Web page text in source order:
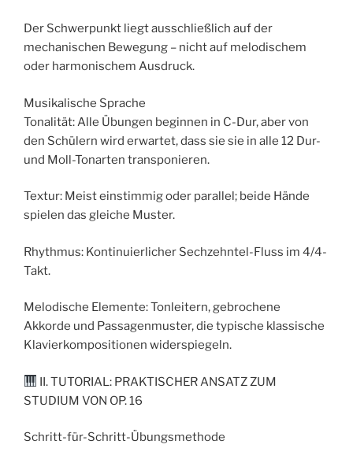
Der Schwerpunkt liegt ausschließlich auf der
mechanischen Bewegung – nicht auf melodischem
oder harmonischem Ausdruck.
Musikalische Sprache
Tonalität: Alle Übungen beginnen in C-Dur, aber von
den Schülern wird erwartet, dass sie sie in alle 12 Dur-
und Moll-Tonarten transponieren.
Textur: Meist einstimmig oder parallel; beide Hände
spielen das gleiche Muster.
Rhythmus: Kontinuierlicher Sechzehntel-Fluss im 4/4-
Takt.
Melodische Elemente: Tonleitern, gebrochene
Akkorde und Passagenmuster, die typische klassische
Klavierkompositionen widerspiegeln.
II. TUTORIAL: PRAKTISCHER ANSATZ ZUM
STUDIUM VON OP. 16
Schritt-für-Schritt-Übungsmethode